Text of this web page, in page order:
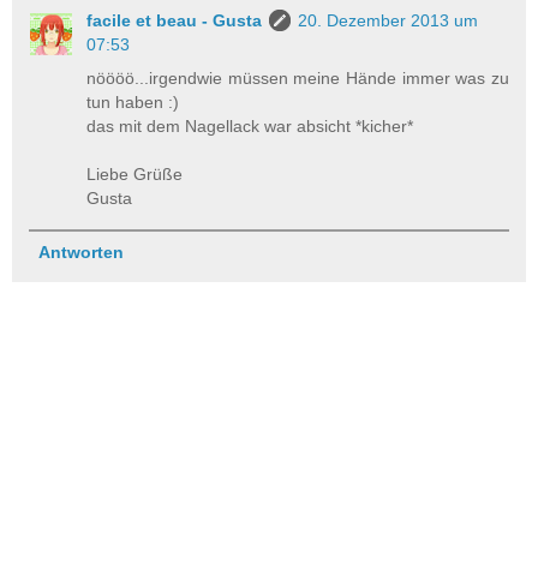
facile et beau - Gusta
20. Dezember 2013 um
07:53
nöööö...irgendwie müssen meine Hände immer was zu
tun haben :)
das mit dem Nagellack war absicht *kicher*
Liebe Grüße
Gusta
Antworten